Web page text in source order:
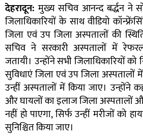
देहरादून: मुख्य सचिव आनन्द बर्द्धन ने
जिलाधिकारियों के साथ वीडियो
जिला एवं उप जिला अस्पतालों की
सचिव ने सरकारी अस्पतालों में
जतायी। उन्होंने सभी जिलाधिकारियों
सुविधाएं जिला एवं उप जिला अस्पतालों
उन्हीं अस्पतालों में किया जाए। उन्होंने
और घायलों का इलाज जिला अस्पतालों
नहीं हो पाएगा, सिर्फ उन्हीं मरीजों को
सुनिश्चित किया जाए।